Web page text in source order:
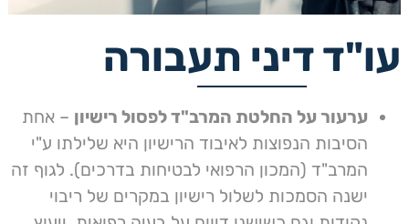
עורך דין תעבורה מאיה
אלקריף
הצטברות נקודות– ביטול נקודות מונע הגעה
למצב שבו הרישיון עלול להישלל לפרק זמן לא
מבוטל.
עו"ד דיני תעבורה
ערעור על החלטת המרב"ד לפסול רישיון – אחת
הסיבות הנפוצות לאיבוד הרישיון היא שלילתו ע"י
המרב"ד (המכון הרפואי לבטיחות בדרכים). לגוף זה
ישנה הסמכות לשלול רישיון במקרים של ריבוי
עורך דין לתעבורה
כיצד יכול עורך דין לתעבורה
לסייע לכם בהתמודדות עם
עבירה?
איך לבחור את עורך הדין
שייצג אתכם?
עורך דין תעבורה
מומלץ
מצבים בהם עורך דין תעבורה
מומלץ יוכל לסייע לכם
כיצד עורך הדין יכול לסייע
לגבי נקודות חובה?